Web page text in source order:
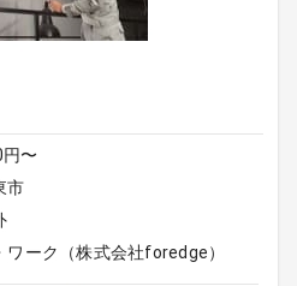
〜
市
ワーク（株式会社foredge）